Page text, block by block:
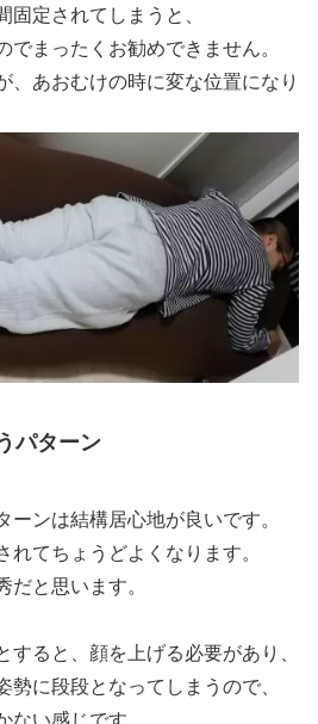
固定されてしまうと、
でまったくお勧めできません。
、あおむけの時に変な位置になり
パターン
ーンは結構居心地が良いです。
れてちょうどよくなります。
だと思います。
すると、顔を上げる必要があり、
勢に段段となってしまうので、